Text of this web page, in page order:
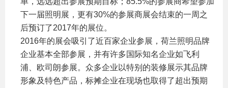
下一届照明展，更有30%的参展商展会结束的一周之
后预订了2017年的展位。
2016年的展会吸引了近百家企业参展，荷兰照明品牌
企业基本全部参展，并有许多国际知名企业如飞利
浦、欧司朗参展。众多企业以特别的装修展示其品牌
形象及特色产品，标摊企业在现场也取得了超出预期